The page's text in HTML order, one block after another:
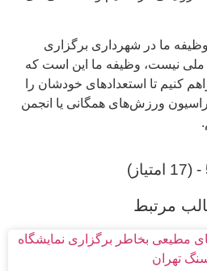
ما در شهرداری برگزاری
نیست، وظیفه ما این است که
کنیم تا استعدادهای خودشان را
ورزش‌های همگانی یا انجمن
مرتبط